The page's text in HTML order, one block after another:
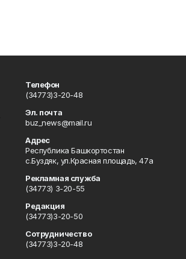
Телефон
(34773)3-20-48
Эл. почта
buz_news@mail.ru
Адрес
Республика Башкортостан
с.Буздяк, ул.Красная площадь, 47а
Рекламная служба
(34773) 3-20-55
Редакция
(34773)3-20-50
Сотрудничество
(34773)3-20-48